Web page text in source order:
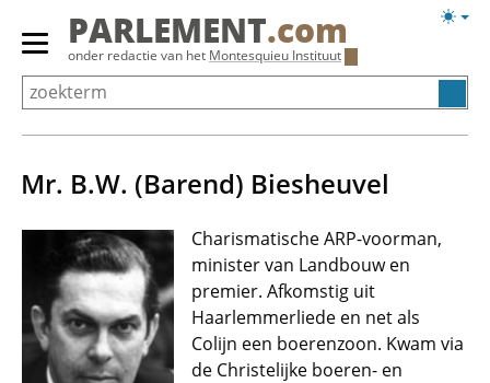
Overslaan
Primair
menu
tonen/verbergen
PARLEMENT.com
onder redactie van het Montesquieu Instituut
Mr. B.W. (Barend) Biesheuvel
Charismatische ARP-voorman,
minister van Landbouw en
premier. Afkomstig uit
Haarlemmerliede en net als
Colijn een boerenzoon. Kwam via
de Christelijke boeren- en